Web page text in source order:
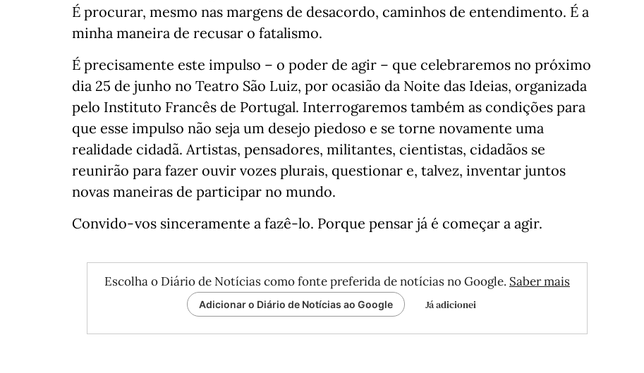
É procurar, mesmo nas margens de desacordo, caminhos de entendimento. É a
minha maneira de recusar o fatalismo.
É precisamente este impulso – o poder de agir – que celebraremos no próximo
dia 25 de junho no Teatro São Luiz, por ocasião da Noite das Ideias, organizada
pelo Instituto Francês de Portugal. Interrogaremos também as condições para
que esse impulso não seja um desejo piedoso e se torne novamente uma
realidade cidadã. Artistas, pensadores, militantes, cientistas, cidadãos se
reunirão para fazer ouvir vozes plurais, questionar e, talvez, inventar juntos
novas maneiras de participar no mundo.
Convido-vos sinceramente a fazê-lo. Porque pensar já é começar a agir.
Escolha o Diário de Notícias como fonte preferida de notícias no Google. Saber mais
Adicionar o Diário de Notícias ao Google Já adicionei